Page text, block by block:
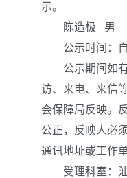
示。
陈造极 男 岗
公示时间：自
公示期间如有
访、来电、来信
会保障局反映。
公正，反映人必
通讯地址或工作
受理科室：汕